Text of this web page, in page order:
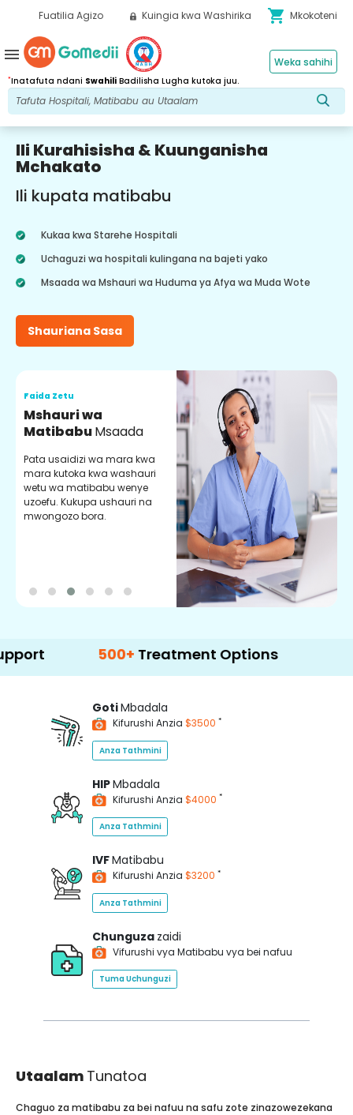
Fuatilia Agizo Kuingia kwa Washirika shopping_cart Mkokoteni
*Inatafuta ndani Swahili Badilisha Lugha kutoka juu.
Weka sahihi
menu
Ili Kurahisisha & Kuunganisha
Mchakato
Ili kupata matibabu
Kukaa kwa Starehe Hospitali
Uchaguzi wa hospitali kulingana na bajeti yako
Msaada wa Mshauri wa Huduma ya Afya wa Muda Wote
Shauriana Sasa
Faida Zetu
Mshauri wa
MatibabuMsaada
Pata usaidizi wa mara kwa
mara kutoka kwa washauri
wetu wa matibabu wenye
uzoefu. Kukupa ushauri na
mwongozo bora.
500+ Treatment Options
GotiMbadala
Kifurushi Anzia $3500 *
Anza Tathmini
HIPMbadala
Kifurushi Anzia $4000 *
Anza Tathmini
IVFMatibabu
Kifurushi Anzia $3200 *
Anza Tathmini
Chunguza zaidi
Vifurushi vya Matibabu vya bei nafuu
Tuma Uchunguzi
Utaalam Tunatoa
Chaguo za matibabu za bei nafuu na safu zote zinazowezekana